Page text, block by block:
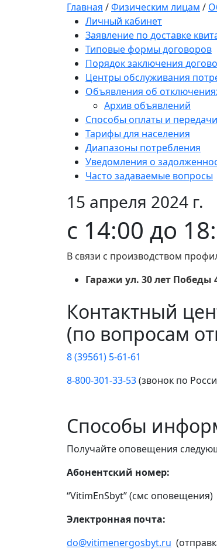
Главная /Физическим лицам /
Личный кабинет
Заявление по доставке
Типовые формы договоров
Порядок заключения
Центры обслуживания
Объявления об
Архив объявлений
Способы оплаты и
Тарифы для населения
Диапазоны потребления
Уведомления о
Часто задаваемые вопросы
15 апреля 2024 г.
с 14:00 до
В связи с производством
Гаражи ул. 30 лет Победы
Контактный
(по вопросам
8 (39561) 5-61-61
8-800-301-33-53(звонок по
Способы
Получайте оповещения
Абонентский номер:
“VitimEnSbyt” (смс оповещения)
Электронная почта:
do@vitimenergosbyt.ru